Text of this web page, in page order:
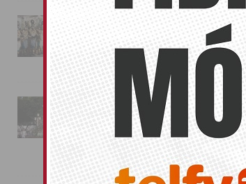
La magia de la Entrada Mora
conquista las calles de
Almoradí
01/08/2026
La fiesta se adueña de
Almoradí con la presentación
de los cargos festeros y la
toma del castillo
31/07/2026